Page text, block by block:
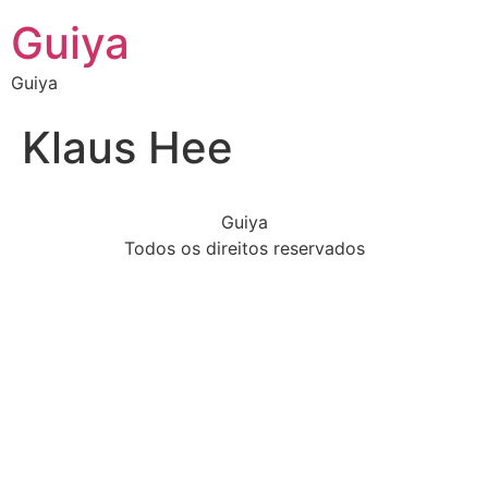
Guiya
Guiya
Klaus Hee
Guiya
Todos os direitos reservados